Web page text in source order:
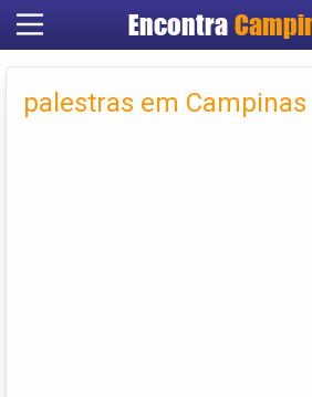
Encontra
Cadastrar
Criar conta
palestras em Campinas